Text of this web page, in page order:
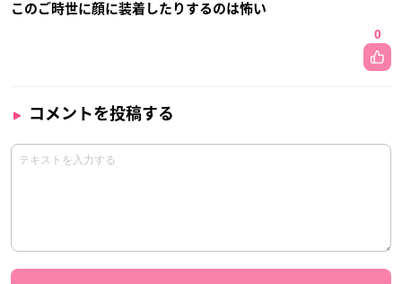
このご時世に顔に装着したりするのは怖い
0
コメントを投稿する